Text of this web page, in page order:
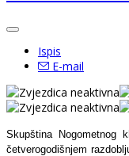
Ispis
E-mail
Skupština Nogometnog
četverogodišnjem